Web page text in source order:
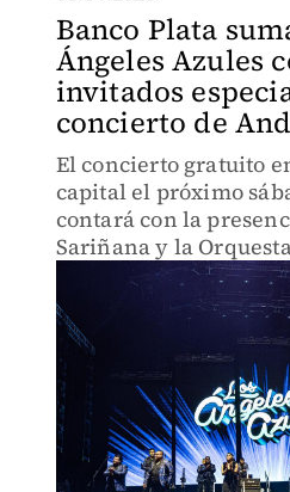
Banco Plata
Ángeles Azules
invitados
concierto de
El concierto gratuito
capital el próximo
contará con la
Sariñana y la
Minería
italiano